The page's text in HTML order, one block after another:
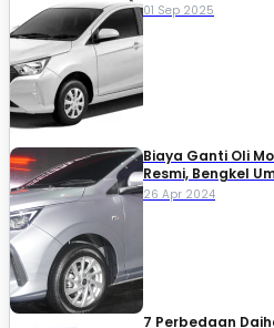
01 Sep 2025
Biaya Ganti Oli
Resmi, Bengkel
26 Apr 2024
7 Perbedaan